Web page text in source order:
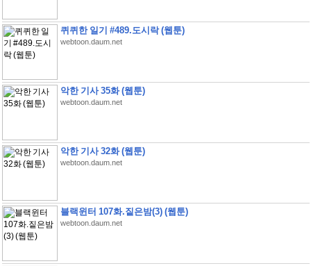
퀴퀴한 일기 #489.도시락 (웹툰)
webtoon.daum.net
악한 기사 35화 (웹툰)
webtoon.daum.net
악한 기사 32화 (웹툰)
webtoon.daum.net
블랙윈터 107화.짙은밤(3) (웹툰)
webtoon.daum.net